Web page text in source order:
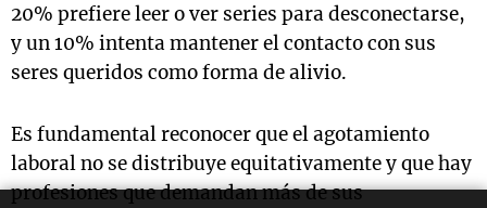
20% prefiere leer o ver series para desconectarse,
y un 10% intenta mantener el contacto con sus
seres queridos como forma de alivio.
Es fundamental reconocer que el agotamiento
laboral no se distribuye equitativamente y que hay
profesiones que demandan más de sus